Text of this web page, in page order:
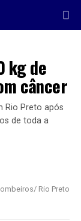
kg de
câncer
Rio Preto após
de toda a
Rio Preto